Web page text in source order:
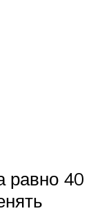
равно 40